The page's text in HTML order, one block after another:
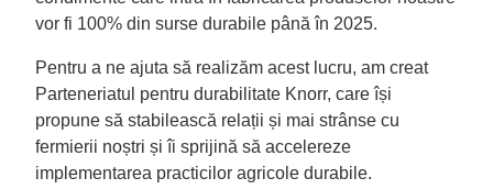
vor fi 100% din surse durabile până în 2025.
Pentru a ne ajuta să realizăm acest lucru, am creat
Parteneriatul pentru durabilitate Knorr, care își
propune să stabilească relații și mai strânse cu
fermierii noștri și îi sprijină să accelereze
implementarea practicilor agricole durabile.